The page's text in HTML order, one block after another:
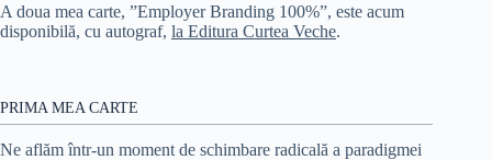
A doua mea carte, ”Employer Branding 100%”, este acum
disponibilă, cu autograf, la Editura Curtea Veche.
PRIMA MEA CARTE
Ne aflăm într-un moment de schimbare radicală a paradigmei